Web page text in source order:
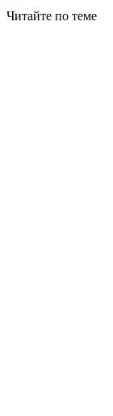
Читайте по теме